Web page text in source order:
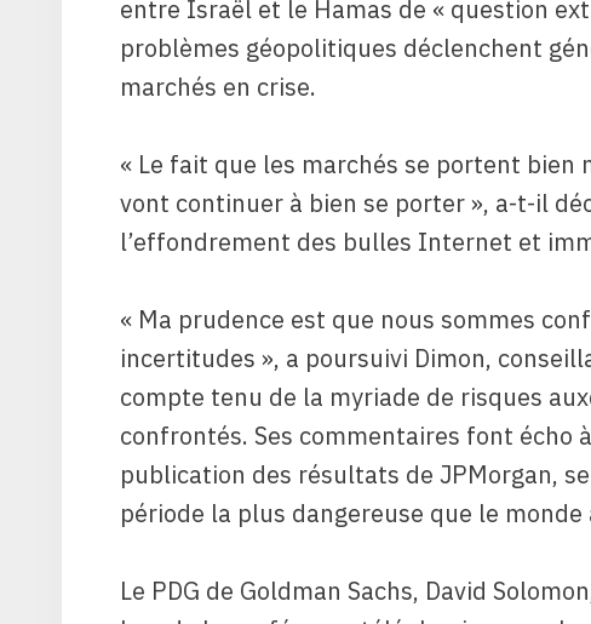
entre Israël et le Hamas de « question
problèmes géopolitiques déclenchent
marchés en crise.
« Le fait que les marchés se portent bien
vont continuer à bien se porter », a-t-il
l’effondrement des bulles Internet et
« Ma prudence est que nous sommes
incertitudes », a poursuivi Dimon,
compte tenu de la myriade de risques
confrontés. Ses commentaires font écho
publication des résultats de JPMorgan,
période la plus dangereuse que le
Le PDG de Goldman Sachs, David